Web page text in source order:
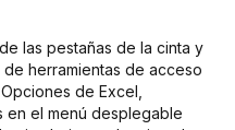
las pestañas de la cinta y
herramientas de acceso
de Excel,
en el menú desplegable